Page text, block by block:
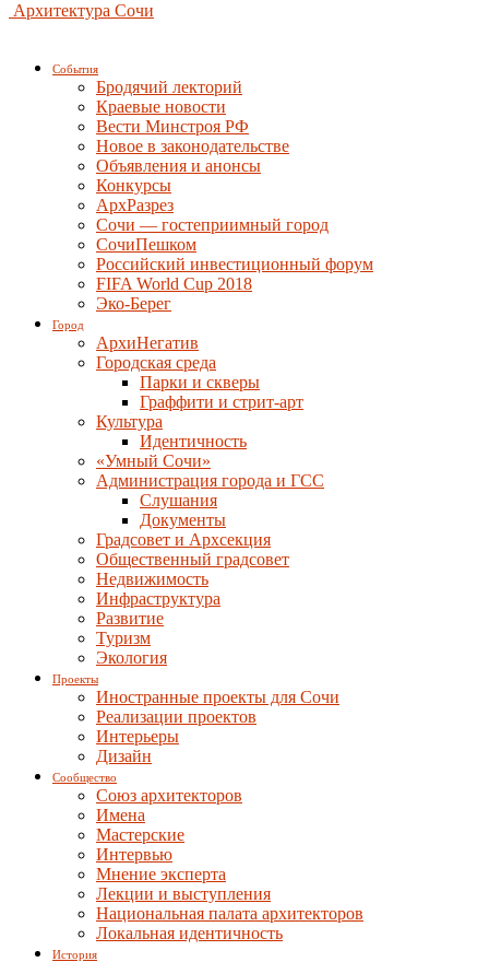
Архитектура Сочи
События
Бродячий лекторий
Краевые новости
Вести Минстроя РФ
Новое в законодательстве
Объявления и анонсы
Конкурсы
АрхРазрез
Сочи — гостеприимный город
СочиПешком
Российский инвестиционный форум
FIFA World Cup 2018
Эко-Берег
Город
АрхиНегатив
Городская среда
Парки и скверы
Граффити и стрит-арт
Культура
Идентичность
«Умный Сочи»
Администрация города и ГСС
Слушания
Документы
Градсовет и Архсекция
Общественный градсовет
Недвижимость
Инфраструктура
Развитие
Туризм
Экология
Проекты
Иностранные проекты для Сочи
Реализации проектов
Интерьеры
Дизайн
Сообщество
Союз архитекторов
Имена
Мастерские
Интервью
Мнение эксперта
Лекции и выступления
Национальная палата архитекторов
Локальная идентичность
История